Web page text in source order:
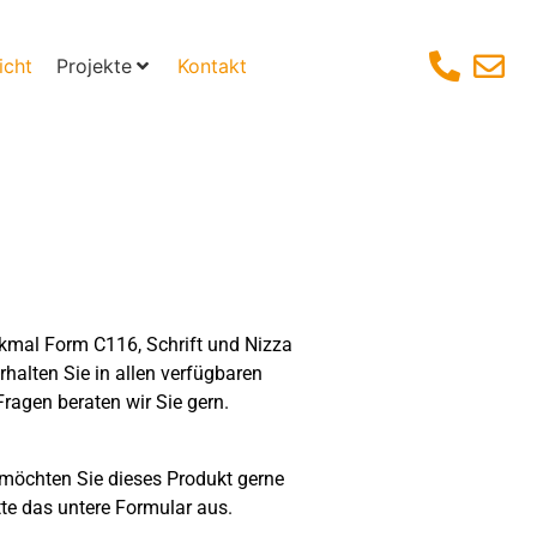
Projekte Kontakt
Form C116, Schrift und Nizza
Sie in allen verfügbaren
beraten wir Sie gern.
Sie dieses Produkt gerne
das untere Formular aus.